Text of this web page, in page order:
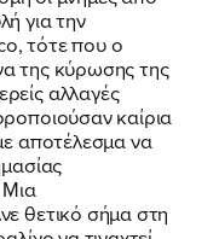
για την
τότε που ο
της κύρωσης της
αλλαγές
καίρια
αποτέλεσμα να
Μια
θετικό σήμα στη